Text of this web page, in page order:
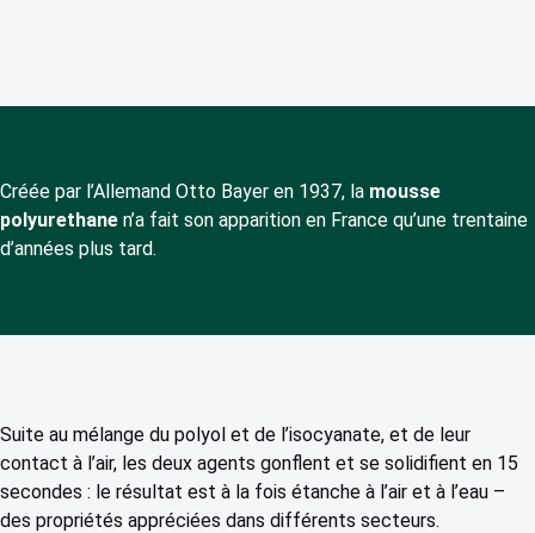
Créée par l’Allemand Otto Bayer en 1937, la mousse
polyurethane n’a fait son apparition en France qu’une trentaine
d’années plus tard.
Suite au mélange du polyol et de l’isocyanate, et de leur
contact à l’air, les deux agents gonflent et se solidifient en 15
secondes : le résultat est à la fois étanche à l’air et à l’eau –
des propriétés appréciées dans différents secteurs.